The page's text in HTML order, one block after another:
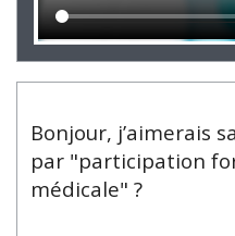
Bonjour, j’aimerais
par "participation
médicale" ?